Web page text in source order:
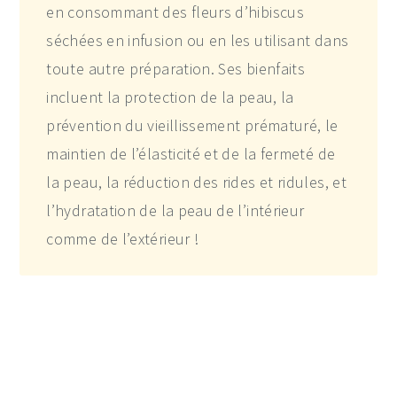
en consommant des fleurs d’hibiscus
séchées en infusion ou en les utilisant dans
toute autre préparation. Ses bienfaits
incluent la protection de la peau, la
prévention du vieillissement prématuré, le
maintien de l’élasticité et de la fermeté de
la peau, la réduction des rides et ridules, et
l’hydratation de la peau de l’intérieur
comme de l’extérieur !